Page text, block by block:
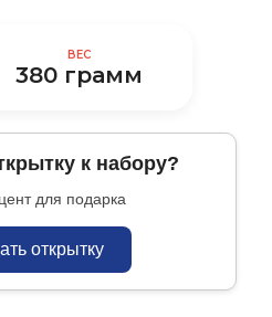
ВЕС
380 грамм
к набору?
для подарка
открытку